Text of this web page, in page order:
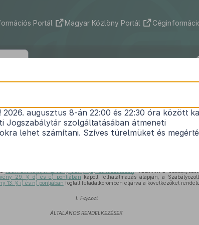
Portál Magyar Közlöny Portál
2021. (X. 29.) SZTFH rendelet
engedélyezésével, lebonyolításával
kapcsolatos feladatok végrehajtásáról
1991. évi XXXIV. törvény 38. § (2) bekezdésében, valamint a
29. § d) és e) pontjában kapott felhatalmazás alapján, a
13. § i) és n) pontjában foglalt feladatkörömben eljárva a következőket
I. Fejezet
ÁLTALÁNOS RENDELKEZÉSEK
augusztus 8-án 22:00 és 22:30 óra között
Jogszabálytár szolgáltatásában átmeneti
lehet számítani. Szíves türelmüket és